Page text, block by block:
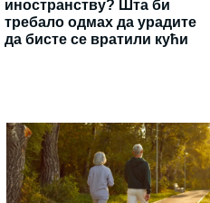
иностранству? Шта би
требало одмах да урадите
да бисте се вратили кући